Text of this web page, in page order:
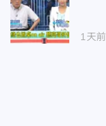
1天前